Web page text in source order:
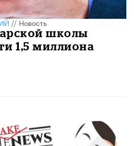
//Новость
школы
1,5 миллиона